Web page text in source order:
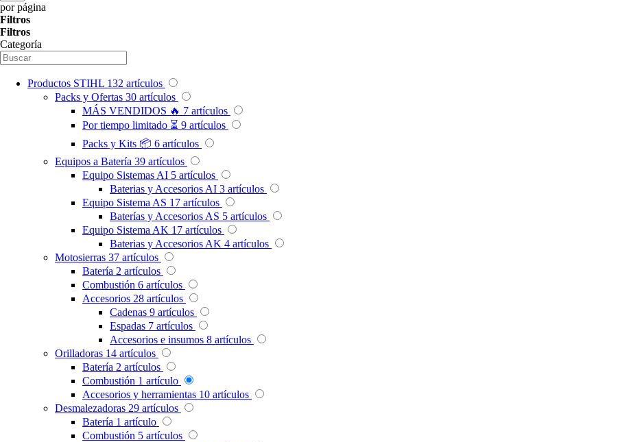
por página
Filtros
Filtros
Categoría
Productos STIHL 132 artículos
Packs y Ofertas 30 artículos
MÁS VENDIDOS 🔥 7 artículos
Por tiempo limitado ⏳ 9 artículos
Packs y Kits 📦 6 artículos
Equipos a Batería 39 artículos
Equipo Sistemas AI 5 artículos
Baterias y Accesorios AI 3 artículos
Equipo Sistema AS 17 artículos
Baterías y Accesorios AS 5 artículos
Equipo Sistema AK 17 artículos
Baterias y Accesorios AK 4 artículos
Motosierras 37 artículos
Batería 2 artículos
Combustión 6 artículos
Accesorios 28 artículos
Cadenas 9 artículos
Espadas 7 artículos
Accesorios e insumos 8 artículos
Orilladoras 14 artículos
Batería 2 artículos
Combustión 1 artículo
Accesorios y herramientas 10 artículos
Desmalezadoras 29 artículos
Batería 1 artículo
Combustión 5 artículos